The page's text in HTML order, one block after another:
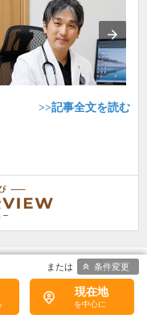
>>記事全文を読む
現在地
条件変更